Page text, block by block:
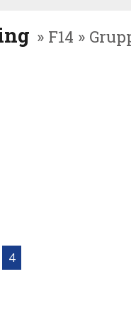
» F14 »
4